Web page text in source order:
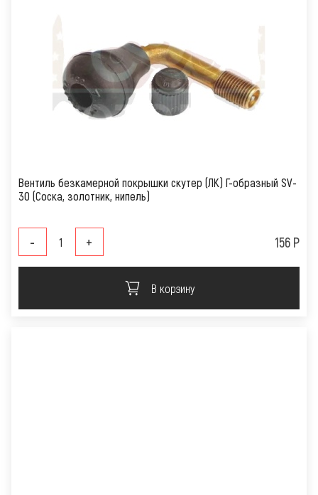
Вентиль безкамерной покрышки скутер (ЛК) Г-образный SV-
30 (Соска, золотник, нипель)
- + 156 Р
В корзину